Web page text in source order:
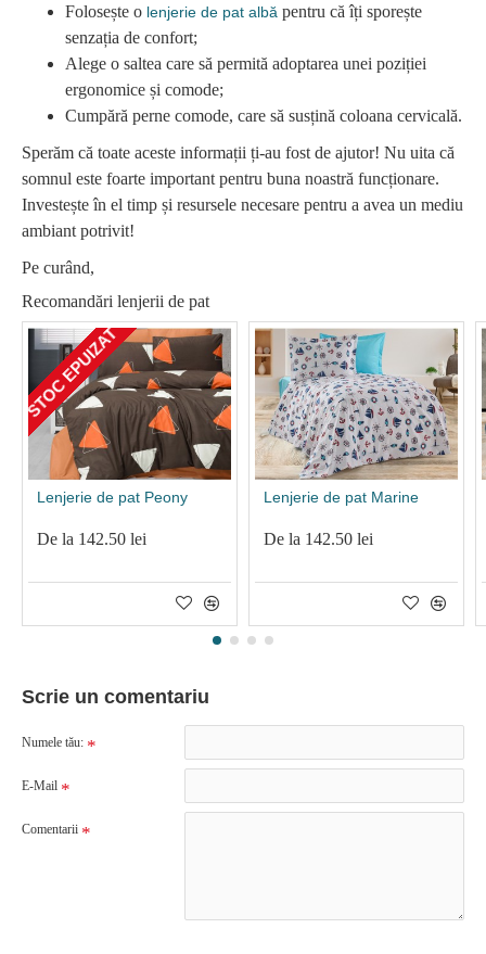
Folosește o lenjerie de pat albă pentru că îți sporește
senzația de confort;
Alege o saltea care să permită adoptarea unei poziției
ergonomice și comode;
Cumpără perne comode, care să susțină coloana cervicală.
Sperăm că toate aceste informații ți-au fost de ajutor! Nu uita că
somnul este foarte important pentru buna noastră funcționare.
Investește în el timp și resursele necesare pentru a avea un mediu
ambiant potrivit!
Pe curând,
Recomandări lenjerii de pat
STOC EPUIZAT
Lenjerie de pat Peony
De la 142.50 lei
Lenjerie de pat Marine
De la 142.50 lei
Scrie un comentariu
Numele tău:
E-Mail
Comentarii